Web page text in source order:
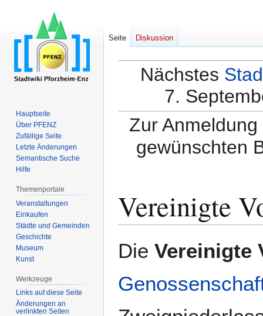
Nächstes
7.
Zur
gewünschten
Vereinigte
Navigation
Suche
Die Vereinigte
Seite Diskussion
Hauptseite
Über PFENZ
Zufällige Seite
Letzte Änderungen
Semantische Suche
Hilfe
Themenportale
Veranstaltungen
Einkaufen
Städte und Gemeinden
Geschichte
Museum
Kunst
Werkzeuge
Links auf diese Seite
Änderungen an
verlinkten Seiten